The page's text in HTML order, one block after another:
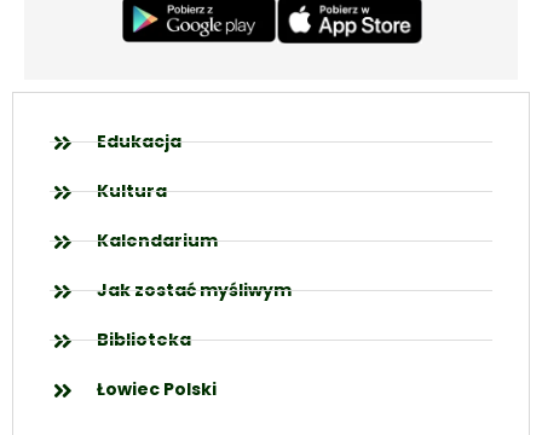
Edukacja
Kultura
Kalendarium
Jak zostać myśliwym
Biblioteka
Łowiec Polski